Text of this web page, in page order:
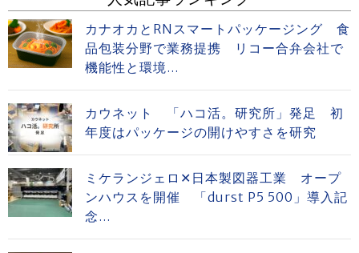
カナオカとRNスマートパッケージング 食
品包装分野で業務提携 リコー合弁会社で
機能性と環境...
カウネット 「ハコ活。研究所」発足 初
年度はパッケージの開けやすさを研究
ミケランジェロ✕日本製図器工業 オープ
ンハウスを開催 「durst P5 500」導入記
念...